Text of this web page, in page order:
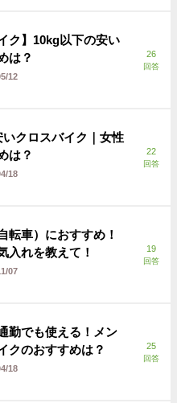
ク】10kg以下の安い
は？
12
26
回答
いクロスバイク｜女性
は？
18
22
回答
転車）におすすめ！
入れを教えて！
07
19
回答
勤でも使える！メン
クのおすすめは？
18
25
回答